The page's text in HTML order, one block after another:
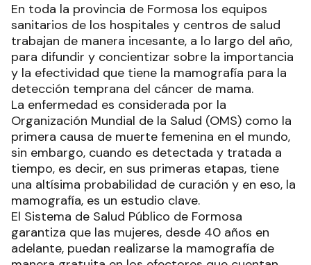
En toda la provincia de Formosa los equipos
sanitarios de los hospitales y centros de salud
trabajan de manera incesante, a lo largo del año,
para difundir y concientizar sobre la importancia
y la efectividad que tiene la mamografía para la
detección temprana del cáncer de mama.
La enfermedad es considerada por la
Organización Mundial de la Salud (OMS) como la
primera causa de muerte femenina en el mundo,
sin embargo, cuando es detectada y tratada a
tiempo, es decir, en sus primeras etapas, tiene
una altísima probabilidad de curación y en eso, la
mamografía, es un estudio clave.
El Sistema de Salud Público de Formosa
garantiza que las mujeres, desde 40 años en
adelante, puedan realizarse la mamografía de